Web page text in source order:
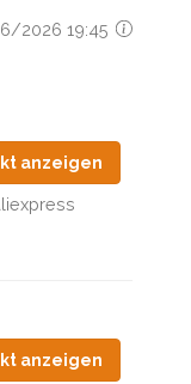
2026 19:45
anzeigen
anzeigen